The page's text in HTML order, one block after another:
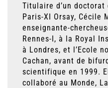
Titulaire d’un doctorat
Paris-XI Orsay, Cécile
enseignante-
Rennes-I, à la Royal
à Londres, et l’Ecole
Cachan, avant de
scientifique en 1999.
collaboré au Monde,